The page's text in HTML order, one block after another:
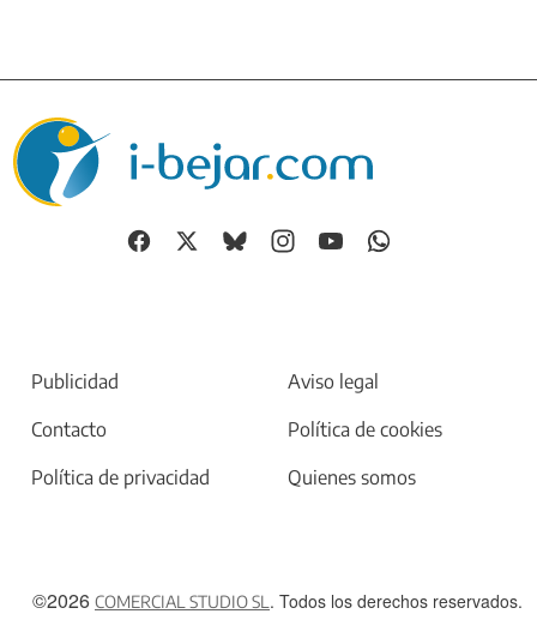
Publicidad
Aviso legal
Contacto
Política de cookies
Política de privacidad
Quienes somos
©2026 COMERCIAL STUDIO SL . Todos los derechos reservados.